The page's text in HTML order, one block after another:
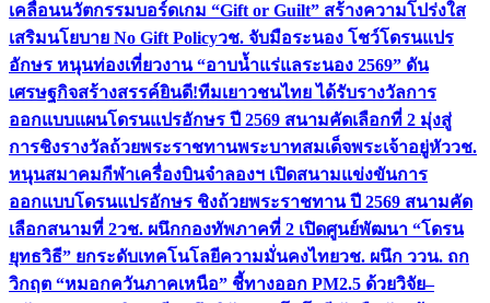
เคลื่อนนวัตกรรมบอร์ดเกม “Gift or Guilt” สร้างความโปร่งใส
เสริมนโยบาย No Gift Policyวช. จับมือระนอง โชว์โดรนแปร
อักษร หนุนท่องเที่ยวงาน “อาบน้ำแร่แลระนอง 2569” ดัน
เศรษฐกิจสร้างสรรค์ยินดี!ทีมเยาวชนไทย ได้รับรางวัลการ
ออกแบบแผนโดรนแปรอักษร ปี 2569 สนามคัดเลือกที่ 2 มุ่งสู่
การชิงรางวัลถ้วยพระราชทานพระบาทสมเด็จพระเจ้าอยู่หัววช.
หนุนสมาคมกีฬาเครื่องบินจำลองฯ เปิดสนามแข่งขันการ
ออกแบบโดรนแปรอักษร ชิงถ้วยพระราชทาน ปี 2569 สนามคัด
เลือกสนามที่ 2วช. ผนึกกองทัพภาคที่ 2 เปิดศูนย์พัฒนา “โดรน
ยุทธวิธี” ยกระดับเทคโนโลยีความมั่นคงไทยวช. ผนึก ววน. ถก
วิกฤต “หมอกควันภาคเหนือ” ชี้ทางออก PM2.5 ด้วยวิจัย–